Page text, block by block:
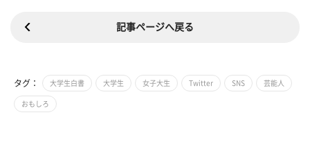
記事ページへ戻る
タグ： 大学生白書 大学生 女子大生 Twitter SNS 芸能人
おもしろ